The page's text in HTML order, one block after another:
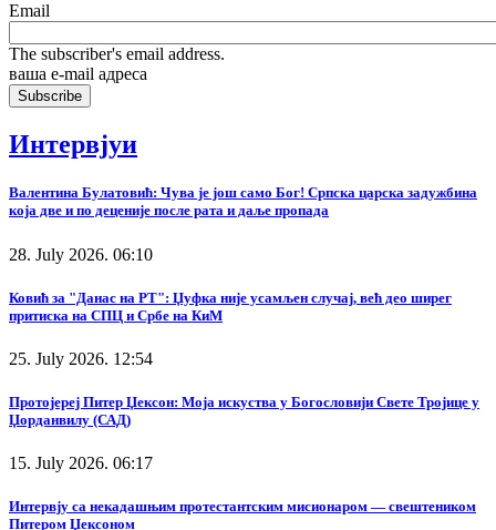
Email
The subscriber's email address.
ваша е-mail адреса
Интервјуи
Валентина Булатовић: Чува је још само Бог! Српска царска задужбина
која две и по деценије после рата и даље пропада
28. July 2026. 06:10
Ковић за "Данас на РТ": Џуфка није усамљен случај, већ део ширег
притиска на СПЦ и Србе на КиМ
25. July 2026. 12:54
Протојереј Питер Џексон: Моја искуства у Богословији Свете Тројице у
Џорданвилу (САД)
15. July 2026. 06:17
Интервју са некадашњим протестантским мисионаром — свештеником
Питером Џексоном